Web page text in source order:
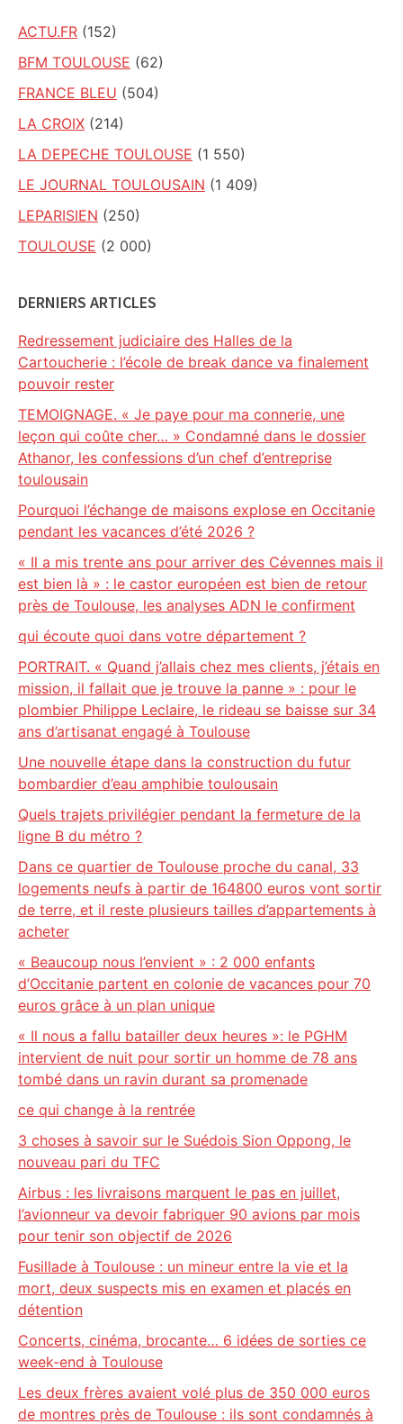
ACTU.FR (152)
BFM TOULOUSE (62)
FRANCE BLEU (504)
LA CROIX (214)
LA DEPECHE TOULOUSE (1 550)
LE JOURNAL TOULOUSAIN (1 409)
LEPARISIEN (250)
TOULOUSE (2 000)
DERNIERS ARTICLES
Redressement judiciaire des Halles de la
Cartoucherie : l’école de break dance va finalement
pouvoir rester
TEMOIGNAGE. « Je paye pour ma connerie, une
leçon qui coûte cher… » Condamné dans le dossier
Athanor, les confessions d’un chef d’entreprise
toulousain
Pourquoi l’échange de maisons explose en Occitanie
pendant les vacances d’été 2026 ?
« Il a mis trente ans pour arriver des Cévennes mais il
est bien là » : le castor européen est bien de retour
près de Toulouse, les analyses ADN le confirment
qui écoute quoi dans votre département ?
PORTRAIT. « Quand j’allais chez mes clients, j’étais en
mission, il fallait que je trouve la panne » : pour le
plombier Philippe Leclaire, le rideau se baisse sur 34
ans d’artisanat engagé à Toulouse
Une nouvelle étape dans la construction du futur
bombardier d’eau amphibie toulousain
Quels trajets privilégier pendant la fermeture de la
ligne B du métro ?
Dans ce quartier de Toulouse proche du canal, 33
logements neufs à partir de 164800 euros vont sortir
de terre, et il reste plusieurs tailles d’appartements à
acheter
« Beaucoup nous l’envient » : 2 000 enfants
d’Occitanie partent en colonie de vacances pour 70
euros grâce à un plan unique
« Il nous a fallu batailler deux heures »: le PGHM
intervient de nuit pour sortir un homme de 78 ans
tombé dans un ravin durant sa promenade
ce qui change à la rentrée
3 choses à savoir sur le Suédois Sion Oppong, le
nouveau pari du TFC
Airbus : les livraisons marquent le pas en juillet,
l’avionneur va devoir fabriquer 90 avions par mois
pour tenir son objectif de 2026
Fusillade à Toulouse : un mineur entre la vie et la
mort, deux suspects mis en examen et placés en
détention
Concerts, cinéma, brocante… 6 idées de sorties ce
week-end à Toulouse
Les deux frères avaient volé plus de 350 000 euros
de montres près de Toulouse : ils sont condamnés à